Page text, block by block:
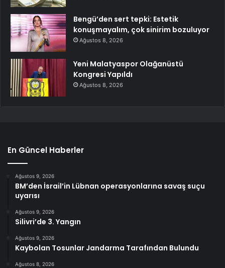
Bengü’den sert tepki: Estetik
konuşmayalım, çok sinirim bozuluyor
Ağustos 8, 2026
Yeni Malatyaspor Olağanüstü
Kongresi Yapıldı
Ağustos 8, 2026
En Güncel Haberler
Ağustos 9, 2026
BM’den İsrail’in Lübnan operasyonlarına savaş suçu
uyarısı
Ağustos 9, 2026
Silivri’de 3. Yangın
Ağustos 9, 2026
Kaybolan Tosunlar Jandarma Tarafından Bulundu
Ağustos 8, 2026